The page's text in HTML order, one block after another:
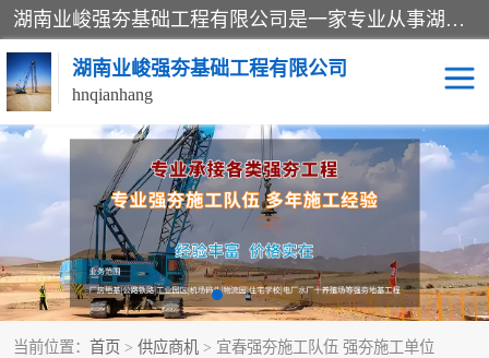
湖南业峻强夯基础工程有限公司是一家专业从事湖南强夯基础工程、强夯机租赁，地基处理的施工单位。业务覆盖：湖南、广东，江西等地。可承接1000KN.m-25000KN.m强夯（置换）工程。公司创始人是国内较早期从事强夯施工的建设者，经过多年的一步一个脚印的发展，在行业内具有较高的度和良好的口碑。
湖南业峻强夯基础工程有限公司
hnqianhang
当前位置： 首页 > 供应商机 > 宜春强夯施工队伍 强夯施工单位
强夯施工案例 强夯机租赁
强夯施工工程 强夯施工队伍
强夯队伍